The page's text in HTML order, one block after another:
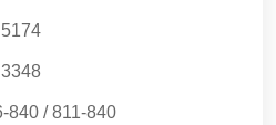
840 / 811-840